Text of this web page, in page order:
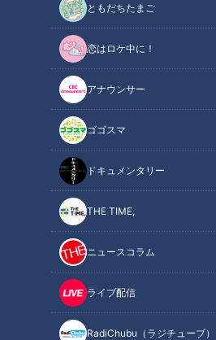
ともだちたまご
恋はロケ中に！
アナウンサー
ゴゴスマ
ドキュメンタリー
THE TIME,
ニュースコラム
ライブ配信
RadiChubu（ラジチューブ）
ミキの昴生と亜生がMCを務める、
ティ番組『道との遭遇』。今回は、
どを求めて全国を巡る道マニア歴19
い道や珍しい標識を紹介してくれまし
100mで3つの市を跨ぐ道！？千葉
単なるミス！？信号の色が逆の標
3000種類の中から厳選！超レアな
まるで地図！？案内が詳しすぎる青
赤信号の連続！大阪の道路の絶景
オススメ関連コンテンツ